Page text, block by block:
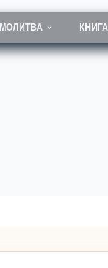
МОЛИТВА КНИГА